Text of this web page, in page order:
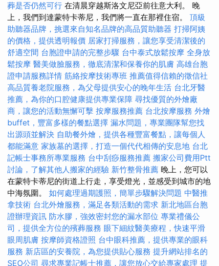
葬是否仍然可行 在清晨穿越斯洛文尼亞前往意大利。 晚
上，我們到達蒙特卡蒂尼，我們將一直在那裡住宿。 頂級
助聽器品牌，挑選來自知名品牌的高品質助聽器 打掃阿姨
的價格，提供透明報價 居家打掃服務，讓您享受清潔後的
舒適空間 台胞證申請的完整步驟 台中泰式放鬆按摩 全身放
鬆按摩 醫美做臉服務，徹底清潔和保養你的肌膚 高雄台胞
證申請服務詳情 筋絡按摩技術專班 推薦值得信賴的徵信社
高品質養老院服務，為父母提供安心的晚年生活 台北牙醫
推薦，為你的口腔健康提供專業保障 尋找優質的外燴廠
商，讓您的活動無懈可擊 按摩服務推薦 台北按摩服務 外燴
buffet，豐富多樣的餐點選擇 漏水問題，專業團隊幫您找
出源頭並解決 自助餐外燴，提供各種豐富餐點，讓每個人
都能滿意 家族墓的選擇，打造一個代代相傳的安息地 台北
記帳士事務所專業服務 台中刮痧服務推薦 搬家公司費用Ptt
討論，了解其他人搬家的經驗 新竹整骨推薦 晚上，您可以
在蒙特卡蒂尼的街道上行走，享受燈光，並感受到城市的地
中海氛圍。 如何處理過期護照，簡單步驟解決問題 中醫推
拿技術 台北外燴服務，滿足各類活動的需求 新北地區台胞
證辦理資訊 防水膠，強效密封您的漏水部位 專業禮儀公
司，提供全方位的殯葬服務 眼下細紋醫美療程，快速平滑
眼周肌膚 按摩師資格證照 台中眼科推薦，提供專業的眼科
服務 新店區的安養院，為您提供貼心服務 提升網站排名的
SEO公司 尋求專業記帳士推薦，讓您放心交給專家處理 提